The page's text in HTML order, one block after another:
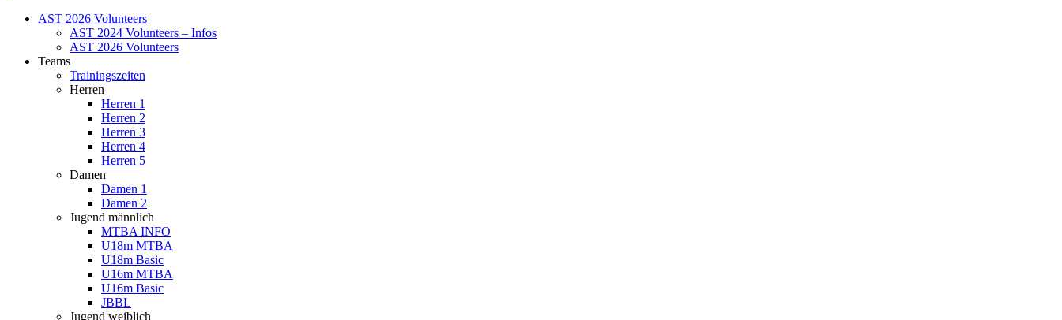
AST 2026 Volunteers
AST 2024 Volunteers – Infos
AST 2026 Volunteers
Teams
Trainingszeiten
Herren
Herren 1
Herren 2
Herren 3
Herren 4
Herren 5
Damen
Damen 1
Damen 2
Jugend männlich
MTBA INFO
U18m MTBA
U18m Basic
U16m MTBA
U16m Basic
JBBL
Jugend weiblich